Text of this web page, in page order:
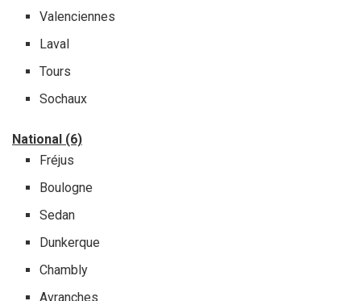
Valenciennes
Laval
Tours
Sochaux
National (6)
Fréjus
Boulogne
Sedan
Dunkerque
Chambly
Avranches